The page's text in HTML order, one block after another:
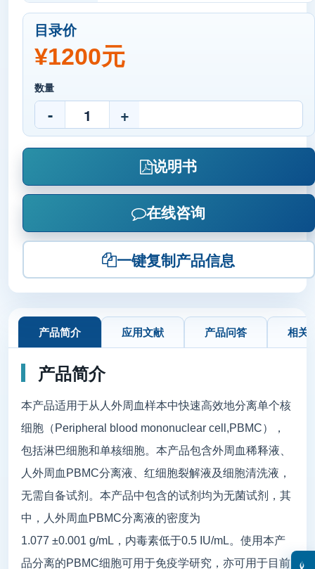
目录价
¥1200元
数量
- +
说明书
在线咨询
一键复制产品信息
产品简介 应用文献 产品问答 相关
产品简介
本产品适用于从人外周血样本中快速高效地分离单个核
细胞（Peripheral blood mononuclear cell,PBMC），
包括淋巴细胞和单核细胞。本产品包含外周血稀释液、
人外周血PBMC分离液、红细胞裂解液及细胞清洗液，
无需自备试剂。本产品中包含的试剂均为无菌试剂，其
中，人外周血PBMC分离液的密度为
1.077 ±0.001 g/mL，内毒素低于0.5 IU/mL。使用本产
品分离的PBMC细胞可用于免疫学研究，亦可用于目前